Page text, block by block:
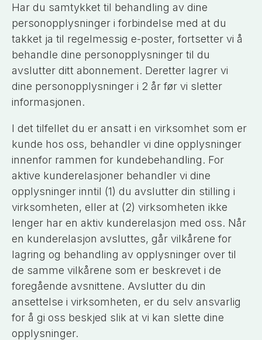
Har du samtykket til behandling av dine
personopplysninger i forbindelse med at du
takket ja til regelmessig e-poster, fortsetter vi å
behandle dine personopplysninger til du
avslutter ditt abonnement. Deretter lagrer vi
dine personopplysninger i 2 år før vi sletter
informasjonen.
I det tilfellet du er ansatt i en virksomhet som er
kunde hos oss, behandler vi dine opplysninger
innenfor rammen for kundebehandling. For
aktive kunderelasjoner behandler vi dine
opplysninger inntil (1) du avslutter din stilling i
virksomheten, eller at (2) virksomheten ikke
lenger har en aktiv kunderelasjon med oss. Når
en kunderelasjon avsluttes, går vilkårene for
lagring og behandling av opplysninger over til
de samme vilkårene som er beskrevet i de
foregående avsnittene. Avslutter du din
ansettelse i virksomheten, er du selv ansvarlig
for å gi oss beskjed slik at vi kan slette dine
opplysninger.